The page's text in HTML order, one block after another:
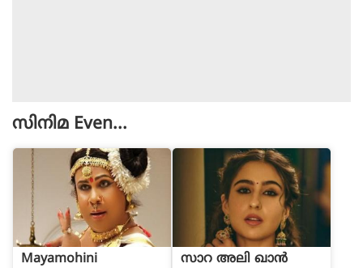
സിനിമ Even...
Mayamohini സാറ അലി ഖാൻ